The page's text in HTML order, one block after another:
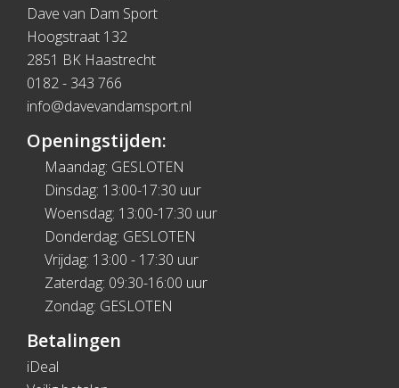
Dave van Dam Sport
Hoogstraat 132
2851 BK Haastrecht
0182 - 343 766
info@davevandamsport.nl
Openingstijden:
Maandag: GESLOTEN
Dinsdag: 13:00-17:30 uur
Woensdag: 13:00-17:30 uur
Donderdag: GESLOTEN
Vrijdag: 13:00 - 17:30 uur
Zaterdag: 09:30-16:00 uur
Zondag: GESLOTEN
Betalingen
iDeal